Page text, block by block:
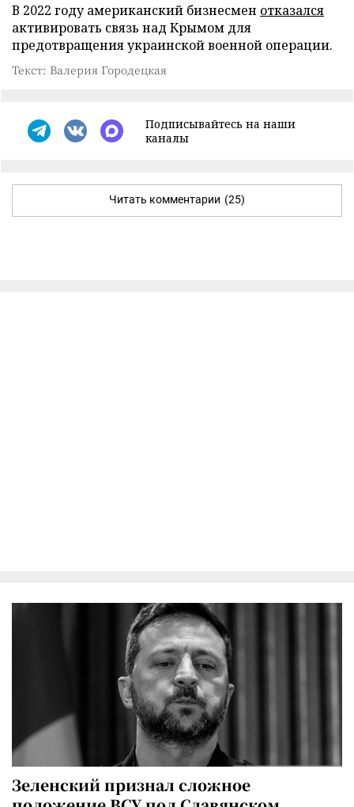
В 2022 году американский бизнесмен отказался
активировать связь над Крымом для
предотвращения украинской военной операции.
Текст: Валерия Городецкая
Подписывайтесь на наши
каналы
Читать комментарии (25)
Зеленский признал сложное